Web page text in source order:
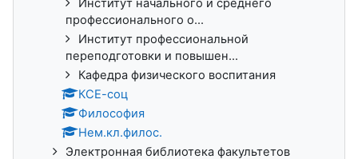
Институт начального и среднего
профессионального о...
Институт профессиональной
переподготовки и повышен...
Кафедра физического воспитания
КСЕ-соц
Философия
Нем.кл.филос.
Электронная библиотека факультетов